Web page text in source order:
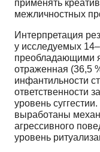
применять
межличностных
Интерпретация
у исследуемых
преобладающими
отраженная (36,5
инфантильности
ответственности
уровень
выработаны
агрессивного
уровень